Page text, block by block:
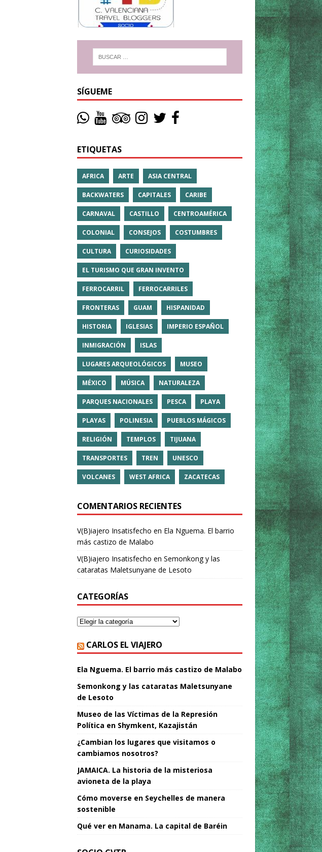
SÍGUEME
ETIQUETAS
AFRICA ARTE ASIA CENTRAL
BACKWATERS CAPITALES CARIBE
CARNAVAL CASTILLO CENTROAMÉRICA
COLONIAL CONSEJOS COSTUMBRES
CULTURA CURIOSIDADES
EL TURISMO QUE GRAN INVENTO
FERROCARRIL FERROCARRILES
FRONTERAS GUAM HISPANIDAD
HISTORIA IGLESIAS IMPERIO ESPAÑOL
INMIGRACIÓN ISLAS
LUGARES ARQUEOLÓGICOS MUSEO
MÉXICO MÚSICA NATURALEZA
PARQUES NACIONALES PESCA PLAYA
PLAYAS POLINESIA PUEBLOS MÁGICOS
RELIGIÓN TEMPLOS TIJUANA
TRANSPORTES TREN UNESCO
VOLCANES WEST AFRICA ZACATECAS
COMENTARIOS RECIENTES
V(B)iajero Insatisfecho en Ela Nguema. El barrio
más castizo de Malabo
V(B)iajero Insatisfecho en Semonkong y las
cataratas Maletsunyane de Lesoto
CATEGORÍAS
CARLOS EL VIAJERO
Ela Nguema. El barrio más castizo de Malabo
Semonkong y las cataratas Maletsunyane
de Lesoto
Museo de las Víctimas de la Represión
Política en Shymkent, Kazajistán
¿Cambian los lugares que visitamos o
cambiamos nosotros?
JAMAICA. La historia de la misteriosa
avioneta de la playa
Cómo moverse en Seychelles de manera
sostenible
Qué ver en Manama. La capital de Baréin